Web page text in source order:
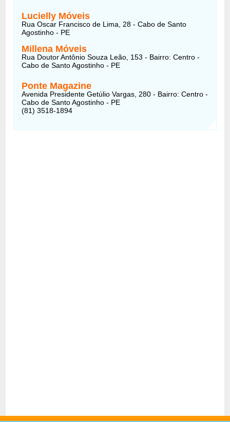
Lucielly Móveis
Rua Oscar Francisco de Lima, 28 - Cabo de Santo
Agostinho - PE
Millena Móveis
Rua Doutor Antônio Souza Leão, 153 - Bairro: Centro -
Cabo de Santo Agostinho - PE
Ponte Magazine
Avenida Presidente Getúlio Vargas, 280 - Bairro: Centro -
Cabo de Santo Agostinho - PE
(81) 3518-1894